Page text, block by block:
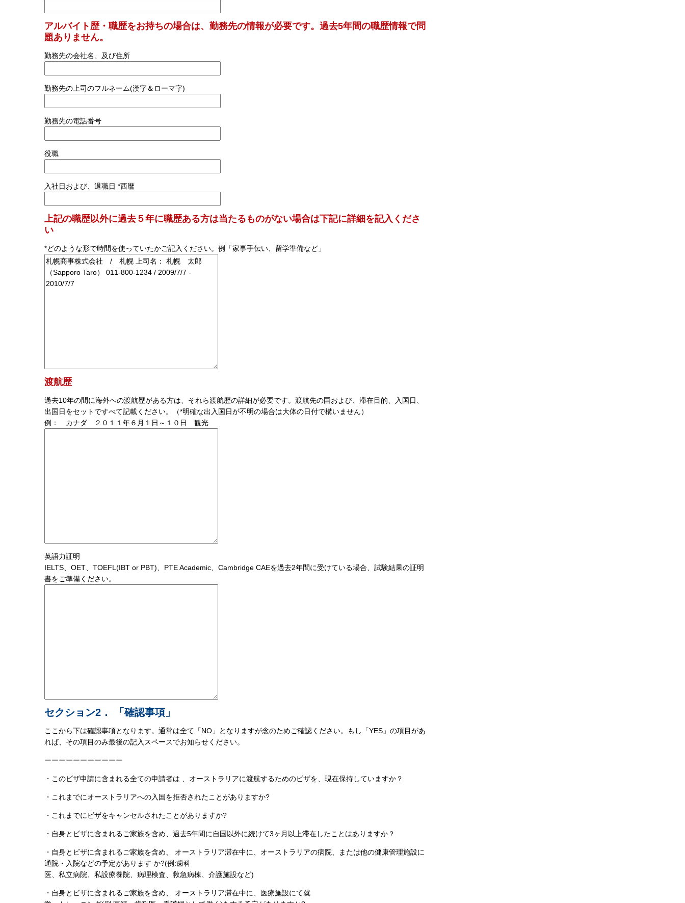
アルバイト歴・職歴をお持ちの場合は、勤務先の情報が必要です。過去5年間の職歴情報で問
題ありません。
勤務先の会社名、及び住所
勤務先の上司のフルネーム(漢字＆ローマ字)
勤務先の電話番号
役職
入社日および、退職日 *西暦
上記の職歴以外に過去５年に職歴ある方は当たるものがない場合は下記に詳細を記入くださ
い
*どのような形で時間を使っていたかご記入ください。例「家事手伝い、留学準備など」
渡航歴
過去10年の間に海外への渡航歴がある方は、それら渡航歴の詳細が必要です。渡航先の国および、滞在目的、入国日、
出国日をセットですべて記載ください。（*明確な出入国日が不明の場合は大体の日付で構いません）
例： カナダ ２０１１年６月１日～１０日 観光
英語力証明
IELTS、OET、TOEFL(IBT or PBT)、PTE Academic、Cambridge CAEを過去2年間に受けている場合、試験結果の証明
書をご準備ください。
セクション2． 「確認事項」
ここから下は確認事項となります。通常は全て「NO」となりますが念のためご確認ください。もし「YES」の項目があ
れば、その項目のみ最後の記入スペースでお知らせください。
ーーーーーーーーーーー
・このビザ申請に含まれる全ての申請者は 、オーストラリアに渡航するためのビザを、現在保持していますか？
・これまでにオーストラリアへの入国を拒否されたことがありますか?
・これまでにビザをキャンセルされたことがありますか?
・自身とビザに含まれるご家族を含め、過去5年間に自国以外に続けて3ヶ月以上滞在したことはありますか？
・自身とビザに含まれるご家族を含め、 オーストラリア滞在中に、オーストラリアの病院、または他の健康管理施設に
通院・入院などの予定があります か?(例:歯科
医、私立病院、私設療養院、病理検査、救急病棟、介護施設など)
・自身とビザに含まれるご家族を含め、 オーストラリア滞在中に、医療施設にて就